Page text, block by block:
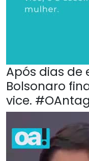
Após dias de
Bolsonaro
vice.